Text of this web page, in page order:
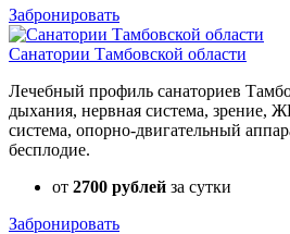
Забронировать
Санатории Тамбовской области
Лечебный профиль санаториев
дыхания, нервная система, зрение,
система, опорно-двигательный
бесплодие.
от 2700 рублей за сутки
Забронировать